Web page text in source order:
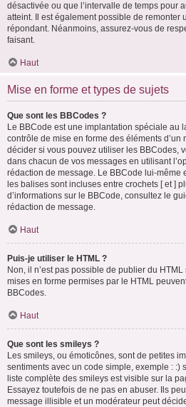
désactivée ou que l’intervalle de temps pour
atteint. Il est également possible de remonter
répondant. Néanmoins, assurez-vous de
faisant.
Haut
Mise en forme et types de sujets
Que sont les BBCodes ?
Le BBCode est une implantation spéciale au
contrôle de mise en forme des éléments d’un
décider si vous pouvez utiliser les BBCodes,
dans chacun de vos messages en utilisant
rédaction de message. Le BBCode lui-même
les balises sont incluses entre crochets [ et ]
d’informations sur le BBCode, consultez le
rédaction de message.
Haut
Puis-je utiliser le HTML ?
Non, il n’est pas possible de publier du
mises en forme permises par le HTML
BBCodes.
Haut
Que sont les smileys ?
Les smileys, ou émoticônes, sont de petites
sentiments avec un code simple, exemple : :)
liste complète des smileys est visible sur la
Essayez toutefois de ne pas en abuser. Ils
message illisible et un modérateur peut